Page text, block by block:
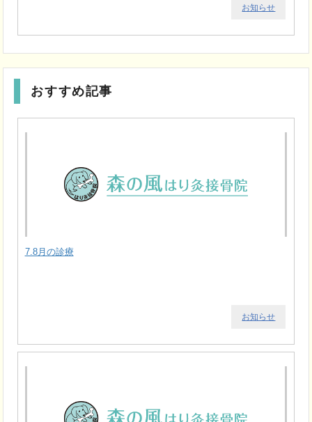
お知らせ
おすすめ記事
7.8月の診療
お知らせ